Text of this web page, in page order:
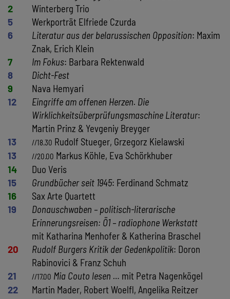
2
Winterberg Trio
5
Werkporträt Elfriede Czurda
6
Literatur aus der belarussischen Opposition: Maxim
Znak, Erich Klein
7
Im Fokus: Barbara Rektenwald
8
Dicht-Fest
9
Nava Hemyari
12
Eingriffe am offenen Herzen. Die
Wirklichkeitsüberprüfungsmaschine Literatur:
Martin Prinz & Yevgeniy Breyger
13
//18.30 Rudolf Stueger, Grzegorz Kielawski
13
//20.00 Markus Köhle, Eva Schörkhuber
14
Duo Veris
15
Grundbücher seit 1945: Ferdinand Schmatz
16
Sax Arte Quartett
19
Donauschwaben – politisch-literarische
Erinnerungsreisen: Ö1 – radiophone Werkstatt
mit Katharina Menhofer & Katherina Braschel
20
Rudolf Burgers Kritik der Gedenkpolitik: Doron
Rabinovici & Franz Schuh
21
//17.00 Mia Couto lesen … mit Petra Nagenkögel
22
Martin Mader, Robert Woelfl, Angelika Reitzer